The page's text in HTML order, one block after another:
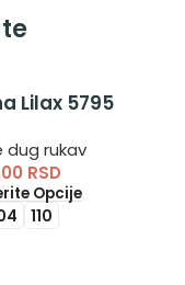
Lilax 5795
dug rukav
RSD
Opcije
110